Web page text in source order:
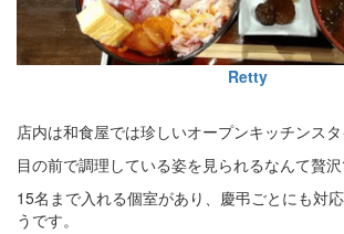
Retty
店内は和食屋では珍しいオープンキッチンスタ
目の前で調理している姿を見られるなんて贅沢
15名まで入れる個室があり、慶弔ごとにも対
うです。